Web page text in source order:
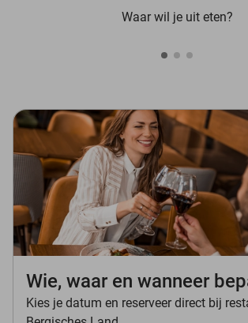
Waar wil je uit eten?
Wie, waar en wanneer
Kies je datum en reserveer direct bij